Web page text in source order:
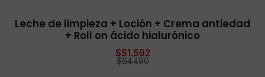
-20% OFF
Leche de limpieza + Loción + Crema antiedad
+ Roll on ácido hialurónico
$51.592
$64.490